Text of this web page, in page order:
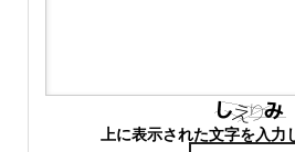
上に表示された文字を入力